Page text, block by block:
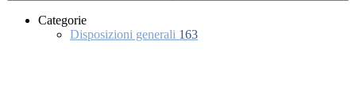
Categorie
Disposizioni generali 163